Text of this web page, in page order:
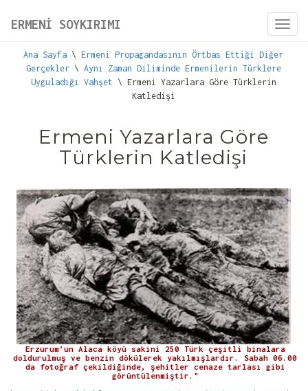
ERMENİ SOYKIRIMI
Ana Sayfa \ Ermeni Propagandasının Örtbas Ettiği Diğer
Gerçekler\ Aynı Zaman Diliminde Ermenilerin Türklere
Uyguladığı Vahşet \ Ermeni Yazarlara Göre Türklerin
Katledişi
Ermeni Yazarlara Göre
Türklerin Katledişi
Erzurum’un Alaca köyü sakini 250 Türk çeşitli binalara
doldurulmuş ve benzin dökülerek yakılmışlardır. Sabah 06.00
da fotoğraf çekildiğinde, şehitler cenaze tarlası gibi
görüntülenmiştir."